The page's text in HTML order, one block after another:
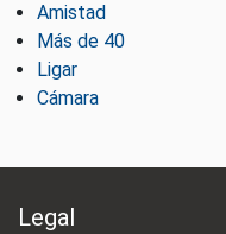
Amistad
Más de 40
Ligar
Cámara
Legal